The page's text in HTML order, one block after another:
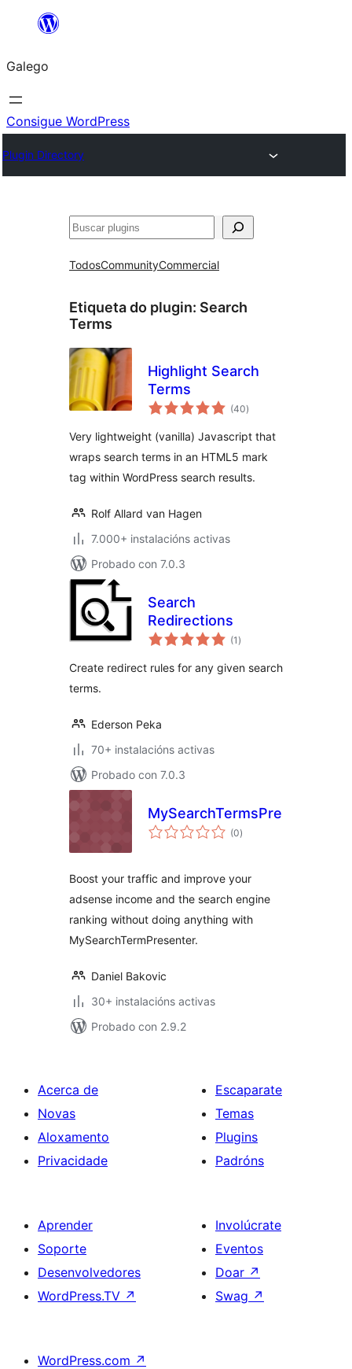
Saltar
contido
Galego
Consigue WordPress
Plugin Directory
Buscar
TodosCommunityCommercial
Etiqueta do plugin: Search
Terms
Highlight Search
Terms
(40valoracións
totais
)
Very lightweight (vanilla) Javascript that
wraps search terms in an HTML5 mark
tag within WordPress search results.
Rolf Allard van Hagen
7.000+ instalacións activas
Probado con 7.0.3
Search
Redirections
(1 valoracións
totais
)
Create redirect rules for any given search
terms.
Ederson Peka
70+ instalacións activas
Probado con 7.0.3
MySearchTermsPresenter
(0valoracións
totais
)
Boost your traffic and improve your
adsense income and the search engine
ranking without doing anything with
MySearchTermPresenter.
Daniel Bakovic
30+ instalacións activas
Probado con 2.9.2
Acerca de
Novas
Aloxamento
Privacidade
Escaparate
Temas
Plugins
Padróns
Aprender
Soporte
Desenvolvedores
WordPress.TV ↗
Involúcrate
Eventos
Doar ↗
Swag ↗
WordPress.com ↗